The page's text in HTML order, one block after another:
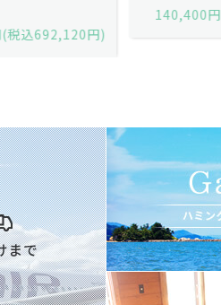
140,400円(税込154,440円)